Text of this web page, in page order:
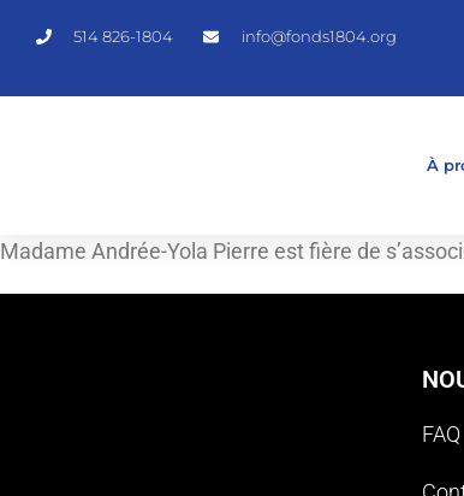
514 826-1804 info@fonds1804.org
À
Madame Andrée-Yola Pierre est fière de
FAQ